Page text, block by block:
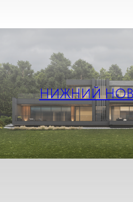
НИЖНИЙ